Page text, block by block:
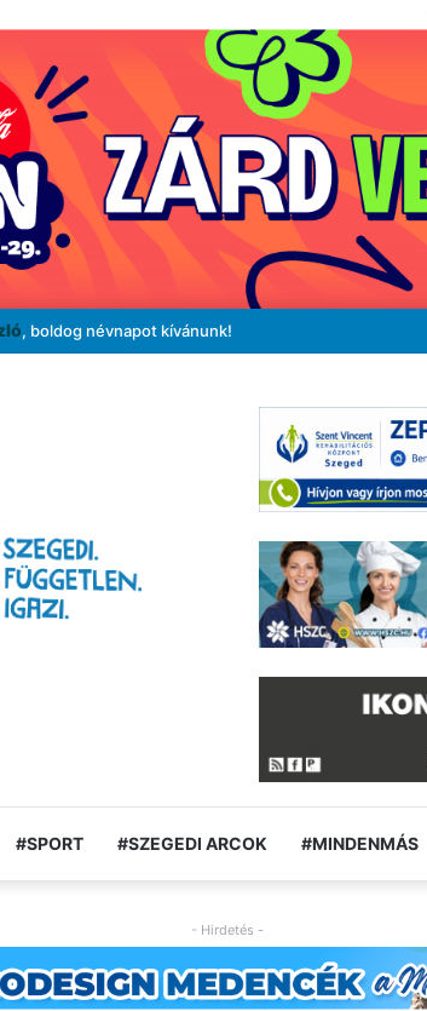
, boldog névnapot kívánunk!
#SPORT #SZEGEDI ARCOK #MINDENMÁS
- Hirdetés -